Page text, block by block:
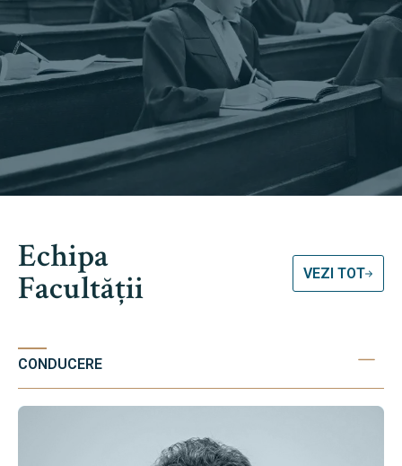
Echipa
Facultății VEZI TOT
CONDUCERE